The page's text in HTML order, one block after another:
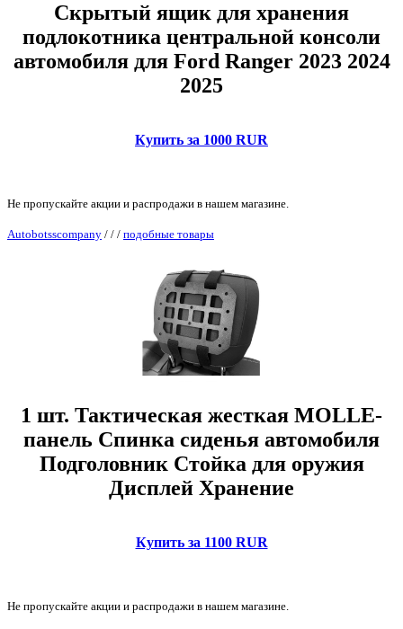
Скрытый ящик для хранения
подлокотника центральной консоли
автомобиля для Ford Ranger 2023 2024
2025
Купить за 1000 RUR
Не пропускайте акции и распродажи в нашем магазине.
Autobotsscompany / / / подобные товары
1 шт. Тактическая жесткая MOLLE-
панель Спинка сиденья автомобиля
Подголовник Стойка для оружия
Дисплей Хранение
Купить за 1100 RUR
Не пропускайте акции и распродажи в нашем магазине.